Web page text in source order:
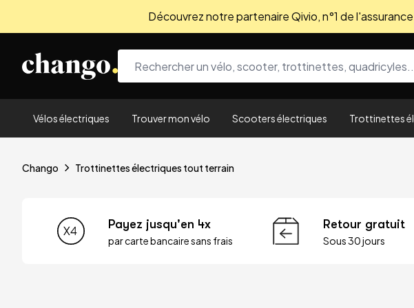
Découvrez notre partenaire Qivio, n°1 de
Vélos électriques Trouver mon vélo Scooters électriques Trottinettes
Chango Trottinettes électriques tout terrain
Payez jusqu'en 4x
par carte bancaire sans frais
Retour gratuit
Sous 30 jours